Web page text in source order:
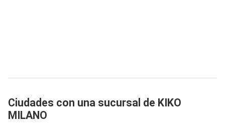
Ciudades con una sucursal de KIKO
MILANO